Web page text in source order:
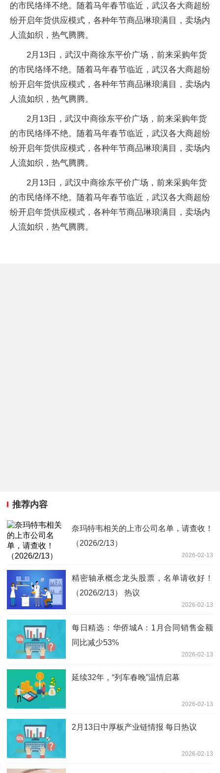
的市民络绎不绝。随着马年春节临近，武汉各大商超纷
纷开启年货供应模式，各种年节商品琳琅满目，卖场内
人流如织，热气腾腾。
2月13日，武汉中商徐东平价广场，前来采购年货
的市民络绎不绝。随着马年春节临近，武汉各大商超纷
纷开启年货供应模式，各种年节商品琳琅满目，卖场内
人流如织，热气腾腾。
2月13日，武汉中商徐东平价广场，前来采购年货
的市民络绎不绝。随着马年春节临近，武汉各大商超纷
纷开启年货供应模式，各种年节商品琳琅满目，卖场内
人流如织，热气腾腾。
2月13日，武汉中商徐东平价广场，前来采购年货
的市民络绎不绝。随着马年春节临近，武汉各大商超纷
纷开启年货供应模式，各种年节商品琳琅满目，卖场内
人流如织，热气腾腾。
推荐内容
奈玛特韦相关的上市公司名单，请查收！
（2026/2/13）
2026-02-13
精密轴承概念龙头股票，名单请收好！
（2026/2/13） 热议
2026-02-13
每日精选：华侨城A：1月合同销售金额
同比减少53%
2026-02-13
延续32年，“列车春晚”温情启幕
2026-02-13
2月13日中厚板产业链情报 每日热议
2026-02-13